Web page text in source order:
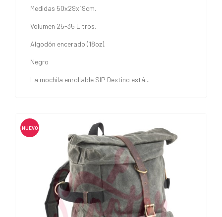
Medidas 50x29x19cm.
Volumen 25-35 Litros.
Algodón encerado (18oz).
Negro
La mochila enrollable SIP Destino está...
NUEVO